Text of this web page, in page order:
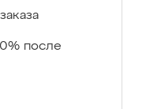
после